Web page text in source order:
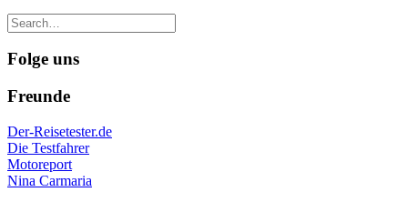
Folge uns
Freunde
Der-Reisetester.de
Die Testfahrer
Motoreport
Nina Carmaria